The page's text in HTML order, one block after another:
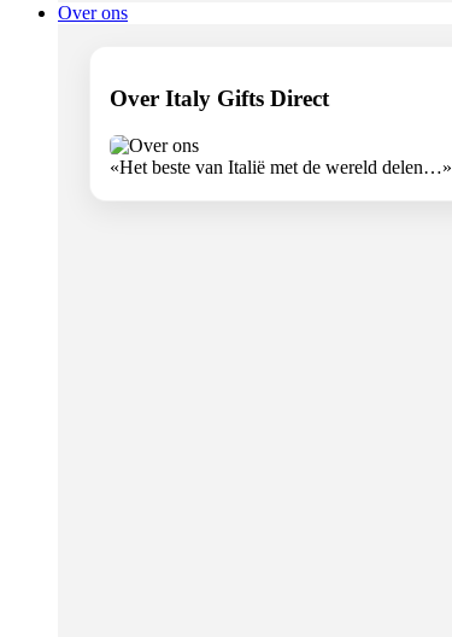
Over ons
Over Italy Gifts Direct
«Het beste van Italië met de wereld delen…»